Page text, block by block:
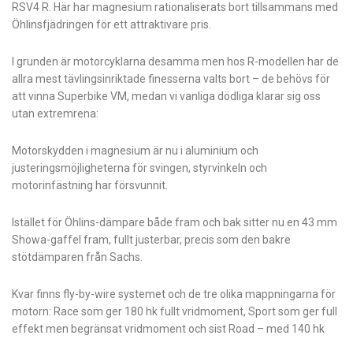
RSV4 R. Här har magnesium rationaliserats bort tillsammans med
Öhlinsfjädringen för ett attraktivare pris.
I grunden är motorcyklarna desamma men hos R-modellen har de
allra mest tävlingsinriktade finesserna valts bort – de behövs för
att vinna Superbike VM, medan vi vanliga dödliga klarar sig oss
utan extremrena:
Motorskydden i magnesium är nu i aluminium och
justeringsmöjligheterna för svingen, styrvinkeln och
motorinfästning har försvunnit.
Istället för Öhlins-dämpare både fram och bak sitter nu en 43 mm
Showa-gaffel fram, fullt justerbar, precis som den bakre
stötdämparen från Sachs.
Kvar finns fly-by-wire systemet och de tre olika mappningarna för
motorn: Race som ger 180 hk fullt vridmoment, Sport som ger full
effekt men begränsat vridmoment och sist Road – med 140 hk